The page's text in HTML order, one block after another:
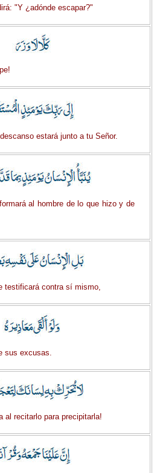
"Y ¿adónde escapar?"
estará junto a tu Señor.
al hombre de lo que hizo y de
testificará contra sí mismo,
sus excusas.
al recitarlo para precipitarla!